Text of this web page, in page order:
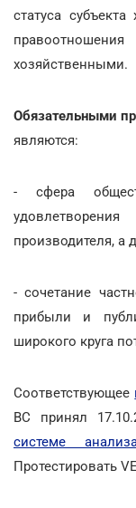
статуса
хозяйственными.
Обязательными
являются:
- сфера
производителя, а
- сочетание
прибыли и
широкого круга
Соответствующее
ВС принял
системе
Протестировать